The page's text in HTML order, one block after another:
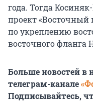
года. Тогда
проект
по укреплению
восточного фланга
Больше новостей
телеграм-канале
Подписывайтесь,